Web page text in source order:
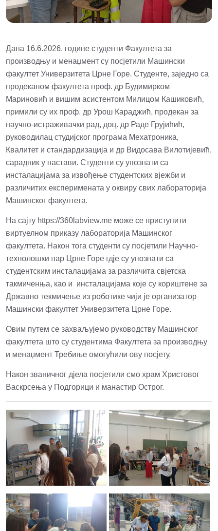
Дана 16.6.2026. године студенти Факултета за
производњу и менаџмент су посјетили Машински
факултет Универзитета Црне Горе. Студенте, заједно са
продеканом факултета проф. др Будимирком
Мариновић и вишим асистентом Милицом Кашиковић,
примили су их проф. др Урош Караджић, продекан за
научно-истраживачки рад, доц. др Раде Грујићић,
руководилац студијског програма Мехатроника,
Квалитет и стандардизација и др Видосава Вилотијевић,
сарадник у настави. Студенти су упознати са
инсталацијама за извођење студентских вјежби и
различитих експеримената у оквиру свих лабораторија
Машинског факултета.
На сајту https://360labview.me може се приступити
виртуелном приказу лабораторија Машинског
факултета. Након тога студенти су посјетили Научно-
технолошки пар Црне Горе гдје су упознати са
студентским инсталацијама за различита свјетска
такмиченња, као и инсталацијама које су кориштене за
Државно текмичење из роботике чији је организатор
Машински факултет Универзитета Црне Горе.
Овим путем се захваљујемо руководству Машинског
факултета што су студентима Факултета за производњу
и менаџмент Требиње омогућили ову посјету.
Након званичног дјела посјетили смо храм Христовог
Васкрсења у Подгорици и манастир Острoг.